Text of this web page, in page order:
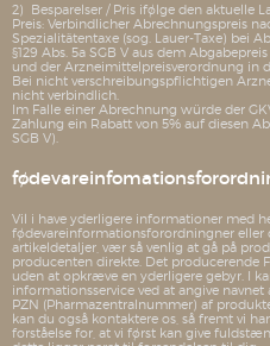
2) Besparelser / Pris ifølge den aktuelle
Preis: Verbindlicher Abrechnungspreis
Spezialitätentaxe (sog. Lauer-Taxe) bei
§129 Abs. 5a SGB V aus dem
und der Arzneimittelpreisverordnung in
Bei nicht verschreibungspflichtigen
nicht verbindlich.
Im Falle einer Abrechnung würde der
Zahlung ein Rabatt von 5% auf diesen
SGB V).
Vil i have yderligere informationer med
fødevareinformationsforordningner eller
artikeldetaljer, vær så venlig at gå på
producenten direkte. Det producerende
uden at opkræve en yderligere gebyr. I
informationsservice ved at angive
PZN (Pharmazentralnummer) af
kan du også kontaktere os, så fremt vi
forståelse for, at vi først kan give